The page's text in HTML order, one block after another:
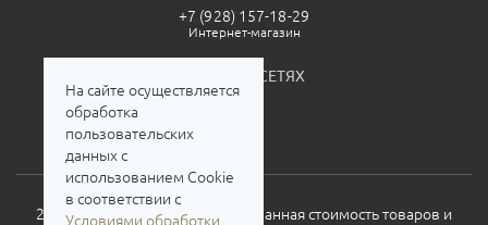
+7 (928) 157-18-29
Интернет-магазин
МЫ В СОЦСЕТЯХ
2026. Все права защищены. Указанная стоимость товаров и
На сайте осуществляется
обработка
пользовательских
данных с
использованием Cookie
в соответствии с
Условиями обработки